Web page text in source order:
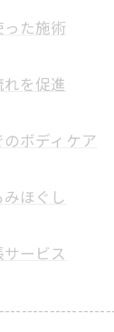
た施術
を促進
ボディケア
ほぐし
ービス